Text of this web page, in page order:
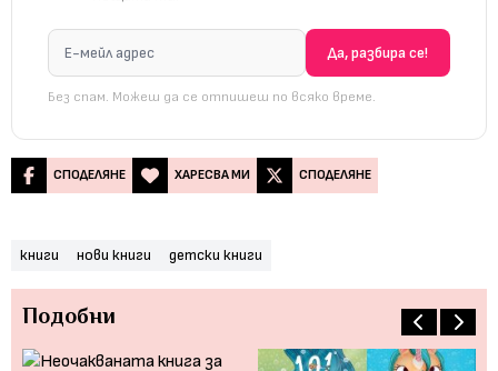
Без спам. Можеш да се отпишеш по всяко време.
СПОДЕЛЯНЕ ХАРЕСВА МИ СПОДЕЛЯНЕ
книги нови книги детски книги
Подобни